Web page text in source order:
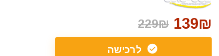
139₪
229₪
לרכישה